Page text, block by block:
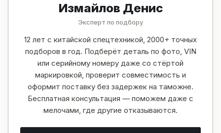
Измайлов Денис
Эксперт по подбору
12 лет с китайской спецтехникой, 2000+ точных
подборов в год. Подберёт деталь по фото, VIN
или серийному номеру даже со стёртой
маркировкой, проверит совместимость и
оформит поставку без задержек на таможне.
Бесплатная консультация — поможем даже с
мелочами, где другие отказываются.